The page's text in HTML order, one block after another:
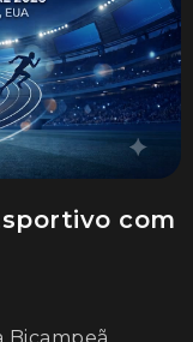
com
Bicampeã